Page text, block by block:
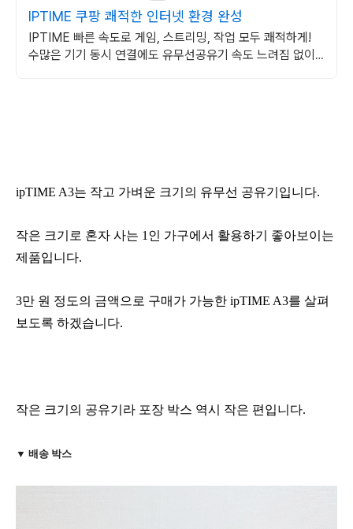
IPTIME 쿠팡 쾌적한 인터넷 환경 완성
IPTIME 빠른 속도로 게임, 스트리밍, 작업 모두 쾌적하게!
수많은 기기 동시 연결에도 유무선공유기 속도 느려짐 없이
ipTIME A3는 작고 가벼운 크기의 유무선 공유기입니다.
작은 크기로 혼자 사는 1인 가구에서 활용하기 좋아보이는
제품입니다.
3만 원 정도의 금액으로 구매가 가능한 ipTIME A3를 살펴
보도록 하겠습니다.
작은 크기의 공유기라 포장 박스 역시 작은 편입니다.
▼ 배송 박스